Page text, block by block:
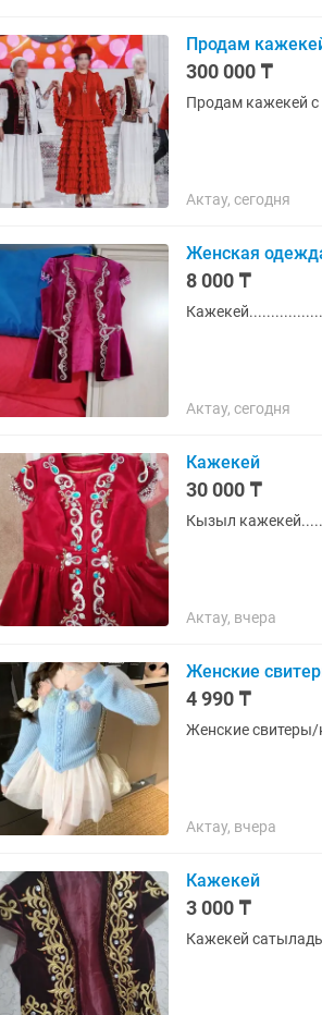
Продам
300 000 ₸
Продам кажекей с
Актау, сегодня
Женская
8 000 ₸
Актау, сегодня
Кажекей
30 000 ₸
Кызыл
Актау, вчера
Женские
4 990 ₸
Женские свитеры/
Актау, вчера
Кажекей
3 000 ₸
Кажекей